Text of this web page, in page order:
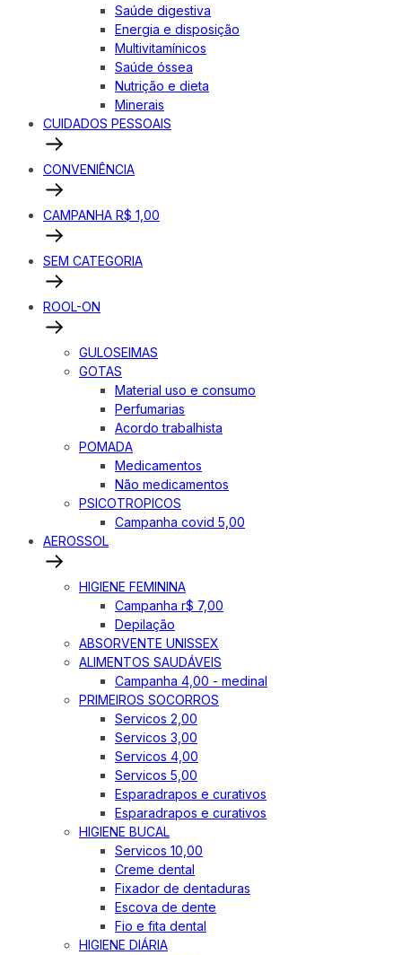
Saúde digestiva
Energia e disposição
Multivitamínicos
Saúde óssea
Nutrição e dieta
Minerais
CUIDADOS PESSOAIS
CONVENIÊNCIA
CAMPANHA R$ 1,00
SEM CATEGORIA
ROOL-ON
GULOSEIMAS
GOTAS
Material uso e consumo
Perfumarias
Acordo trabalhista
POMADA
Medicamentos
Não medicamentos
PSICOTROPICOS
Campanha covid 5,00
AEROSSOL
HIGIENE FEMININA
Campanha r$ 7,00
Depilação
ABSORVENTE UNISSEX
ALIMENTOS SAUDÁVEIS
Campanha 4,00 - medinal
PRIMEIROS SOCORROS
Servicos 2,00
Servicos 3,00
Servicos 4,00
Servicos 5,00
Esparadrapos e curativos
Esparadrapos e curativos
HIGIENE BUCAL
Servicos 10,00
Creme dental
Fixador de dentaduras
Escova de dente
Fio e fita dental
HIGIENE DIÁRIA